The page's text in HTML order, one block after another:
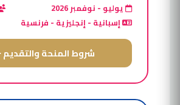
يوليو - نوفمبر 2026
إسبانية - إنجليزية - فرنسية
شروط المنحة والتقديم